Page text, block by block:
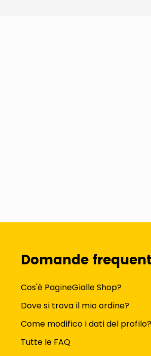
Domande
Cos'è PagineGialle Shop?
Dove si trova il mio ordine?
Come modifico i dati del profilo?
Tutte le FAQ